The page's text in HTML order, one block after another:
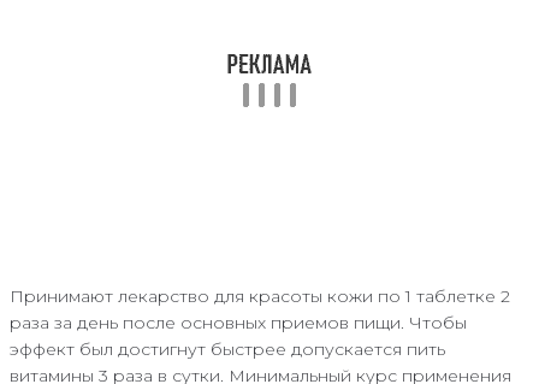
Принимают лекарство для красоты кожи по 1 таблетке 2
раза за день после основных приемов пищи. Чтобы
эффект был достигнут быстрее допускается пить
витамины 3 раза в сутки. Минимальный курс применения